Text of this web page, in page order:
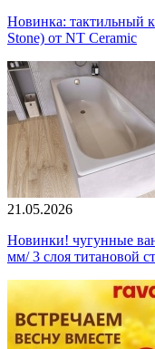
Новинка: тактильный
Stone) от NT Ceramic
21.05.2026
Новинки! чугунные
мм/ 3 слоя титановой